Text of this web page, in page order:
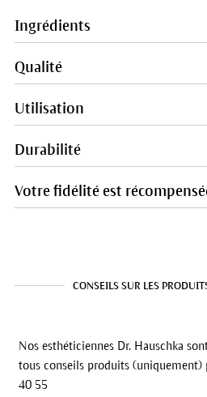
Ingrédients
Qualité
Utilisation
Durabilité
Votre fidélité est
CONSEILS SUR LES
Nos esthéticiennes Dr. Hauschka
tous conseils produits (uniquement)
40 55